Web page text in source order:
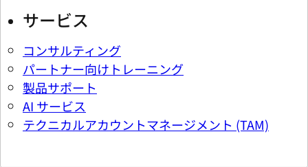
サービス
コンサルティング
パートナー向けトレーニング
製品サポート
AI サービス
テクニカルアカウントマネージメント (TAM)